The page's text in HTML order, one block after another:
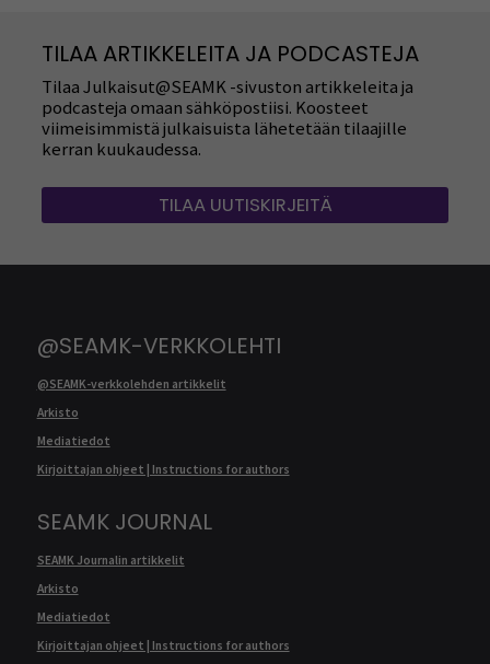
TILAA ARTIKKELEITA JA PODCASTEJA
Tilaa Julkaisut@SEAMK -sivuston artikkeleita ja
podcasteja omaan sähköpostiisi. Koosteet
viimeisimmistä julkaisuista lähetetään tilaajille
kerran kuukaudessa.
TILAA UUTISKIRJEITÄ
@SEAMK-VERKKOLEHTI
@SEAMK-verkkolehden artikkelit
Arkisto
Mediatiedot
Kirjoittajan ohjeet | Instructions for authors
SEAMK JOURNAL
SEAMK Journalin artikkelit
Arkisto
Mediatiedot
Kirjoittajan ohjeet | Instructions for authors